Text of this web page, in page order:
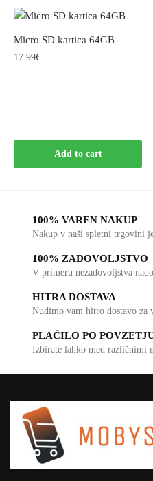
Micro SD kartica 64GB
17.99€
Add to cart
100% VAREN NAKUP
Nakup v naši spletni trgovini
100% ZADOVOLJSTVO
V primeru nezadovoljstva
HITRA DOSTAVA
Nudimo vam hitro dostavo za
PLAČILO PO
Izbirate lahko med različnimi